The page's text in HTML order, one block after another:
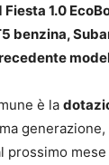
Fiesta 1.0
benzina,
è la
prossimo